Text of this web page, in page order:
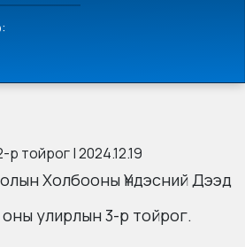
тойрог | 2024.12.19
Холбооны Үндэсний Дээд
улирлын 3-р тойрог.